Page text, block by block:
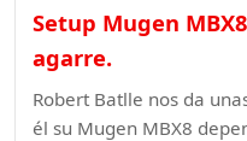
Setup Mugen
agarre.
Robert Batlle nos da
él su Mugen MBX8